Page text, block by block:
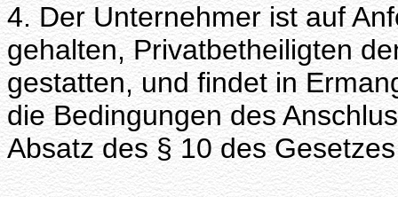
4. Der Unternehmer ist auf
gehalten, Privatbetheiligten
gestatten, und findet in
die Bedingungen des
Absatz des § 10 des